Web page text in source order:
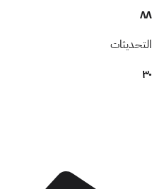
٨٨
التحديثات
٣٠